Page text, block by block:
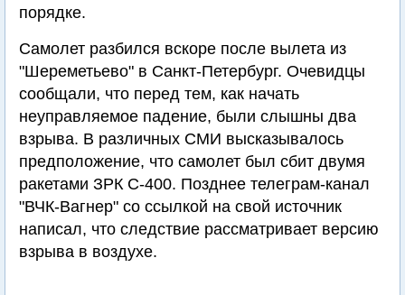
порядке.
Самолет разбился вскоре после вылета из
"Шереметьево" в Санкт-Петербург. Очевидцы
сообщали, что перед тем, как начать
неуправляемое падение, были слышны два
взрыва. В различных СМИ высказывалось
предположение, что самолет был сбит двумя
ракетами ЗРК С-400. Позднее телеграм-канал
"ВЧК-Вагнер" со ссылкой на свой источник
написал, что следствие рассматривает версию
взрыва в воздухе.